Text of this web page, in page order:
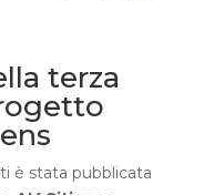
terza
è stata pubblicata